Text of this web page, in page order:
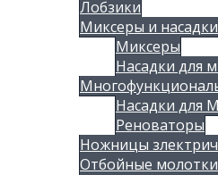
Лобзики
Миксеры и насадки
Миксеры
Насадки для
Насадки для
Реноваторы
Ножницы
Отбойные молотки